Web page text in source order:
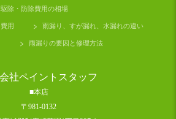
除・防除費用の相場
用 雨漏り、すが漏れ、水漏れの違い
雨漏りの要因と修理方法
社ペイントスタッフ
■本店
〒981-0132